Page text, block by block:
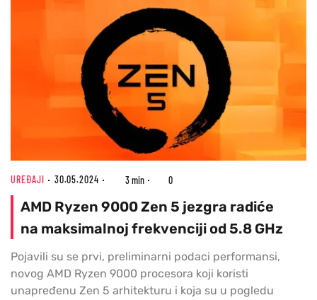
UREĐAJI 30.05.2024 3 min 0
AMD Ryzen 9000 Zen 5 jezgra radiće
na maksimalnoj frekvenciji od 5.8 GHz
Pojavili su se prvi, preliminarni podaci performansi,
novog AMD Ryzen 9000 procesora koji koristi
unapređenu Zen 5 arhitekturu i koja su u pogledu